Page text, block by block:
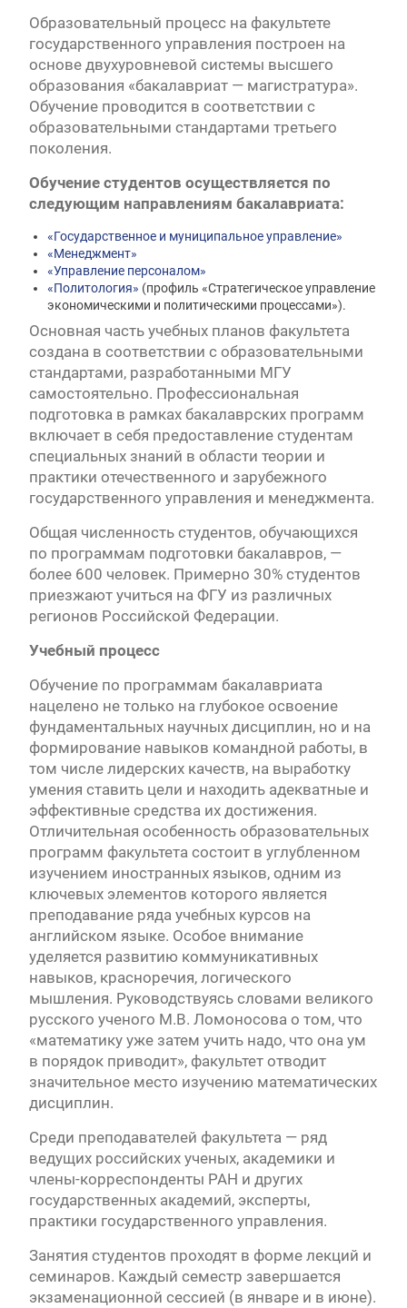
Конкурсные списки лиц, прошедших
вступительные испытания в МГУ имени
М.В.Ломоносова в 2026 году по каждому
конкурсу (ранжированные списки поступающих)
Вячеслав Никонов в программе «Большая игра» —
Первый канал, 24.07.2026. Часть 1-2
Вниманию абитуриентов бакалавриата! Открыта
обучение
Вячеслав Никонов в программе «Большая игра»
Образовательный процесс на факультете
государственного управления построен на
основе двухуровневой системы высшего
образования «бакалавриат — магистратура».
Обучение проводится в соответствии с
образовательными стандартами третьего
поколения.
Обучение студентов осуществляется по
следующим направлениям бакалавриата:
«Государственное и муниципальное управление»
«Менеджмент»
«Управление персоналом»
«Политология» (профиль «Стратегическое управление
экономическими и политическими процессами»).
Основная часть учебных планов факультета
создана в соответствии с образовательными
стандартами, разработанными МГУ
самостоятельно. Профессиональная
подготовка в рамках бакалаврских программ
включает в себя предоставление студентам
специальных знаний в области теории и
практики отечественного и зарубежного
государственного управления и менеджмента.
Общая численность студентов, обучающихся
по программам подготовки бакалавров, —
более 600 человек. Примерно 30% студентов
приезжают учиться на ФГУ из различных
регионов Российской Федерации.
Учебный процесс
Обучение по программам бакалавриата
нацелено не только на глубокое освоение
фундаментальных научных дисциплин, но и на
формирование навыков командной работы, в
том числе лидерских качеств, на выработку
умения ставить цели и находить адекватные и
эффективные средства их достижения.
Отличительная особенность образовательных
программ факультета состоит в углубленном
изучением иностранных языков, одним из
ключевых элементов которого является
преподавание ряда учебных курсов на
английском языке. Особое внимание
уделяется развитию коммуникативных
навыков, красноречия, логического
мышления. Руководствуясь словами великого
русского ученого М.В. Ломоносова о том, что
«математику уже затем учить надо, что она ум
в порядок приводит», факультет отводит
значительное место изучению математических
дисциплин.
Среди преподавателей факультета — ряд
ведущих российских ученых, академики и
члены-корреспонденты РАН и других
государственных академий, эксперты,
практики государственного управления.
Занятия студентов проходят в форме лекций и
семинаров. Каждый семестр завершается
экзаменационной сессией (в январе и в июне).